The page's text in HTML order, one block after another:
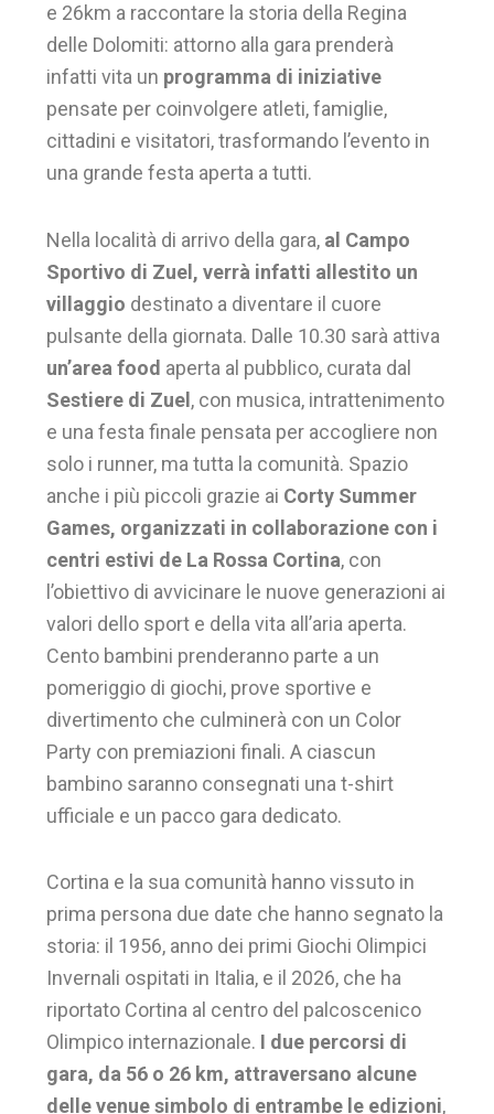
e 26km a raccontare la storia della Regina
delle Dolomiti: attorno alla gara prenderà
infatti vita un programma di iniziative
pensate per coinvolgere atleti, famiglie,
cittadini e visitatori, trasformando l’evento in
una grande festa aperta a tutti.
Nella località di arrivo della gara, al Campo
Sportivo di Zuel, verrà infatti allestito un
villaggio destinato a diventare il cuore
pulsante della giornata. Dalle 10.30 sarà attiva
un’area food aperta al pubblico, curata dal
Sestiere di Zuel, con musica, intrattenimento
e una festa finale pensata per accogliere non
solo i runner, ma tutta la comunità. Spazio
anche i più piccoli grazie ai Corty Summer
Games, organizzati in collaborazione con i
centri estivi de La Rossa Cortina, con
l’obiettivo di avvicinare le nuove generazioni ai
valori dello sport e della vita all’aria aperta.
Cento bambini prenderanno parte a un
pomeriggio di giochi, prove sportive e
divertimento che culminerà con un Color
Party con premiazioni finali. A ciascun
bambino saranno consegnati una t-shirt
ufficiale e un pacco gara dedicato.
Cortina e la sua comunità hanno vissuto in
prima persona due date che hanno segnato la
storia: il 1956, anno dei primi Giochi Olimpici
Invernali ospitati in Italia, e il 2026, che ha
riportato Cortina al centro del palcoscenico
Olimpico internazionale. I due percorsi di
gara, da 56 o 26 km, attraversano alcune
delle venue simbolo di entrambe le edizioni,